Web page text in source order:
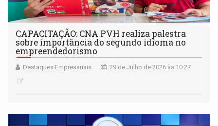
CAPACITAÇÃO: CNA PVH realiza palestra
sobre importância do segundo idioma no
empreendedorismo
Destaques Empresariais 29 de Julho de 2026 às 10:27